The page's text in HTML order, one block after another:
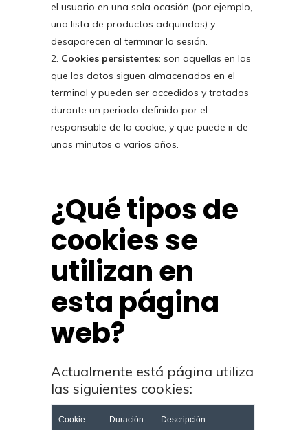
el usuario en una sola ocasión (por ejemplo,
una lista de productos adquiridos) y
desaparecen al terminar la sesión.
Cookies persistentes: son aquellas en las
que los datos siguen almacenados en el
terminal y pueden ser accedidos y tratados
durante un periodo definido por el
responsable de la cookie, y que puede ir de
unos minutos a varios años.
¿Qué tipos de
cookies se
utilizan en
esta página
web?
Actualmente está página utiliza
las siguientes cookies:
Cookie Duración Descripción